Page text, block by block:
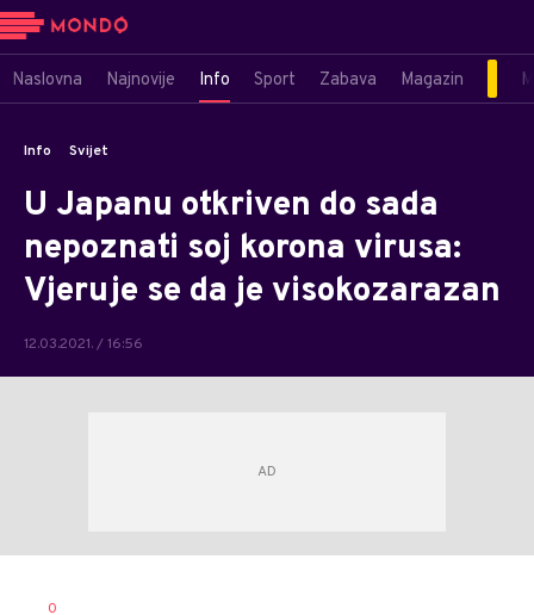
Naslovna Najnovije Info Sport Zabava Magazin
Info Svijet
U Japanu otkriven do sada
nepoznati soj korona virusa:
Vjeruje se da je visokozarazan
12.03.2021. / 16:56
AUTOR
0